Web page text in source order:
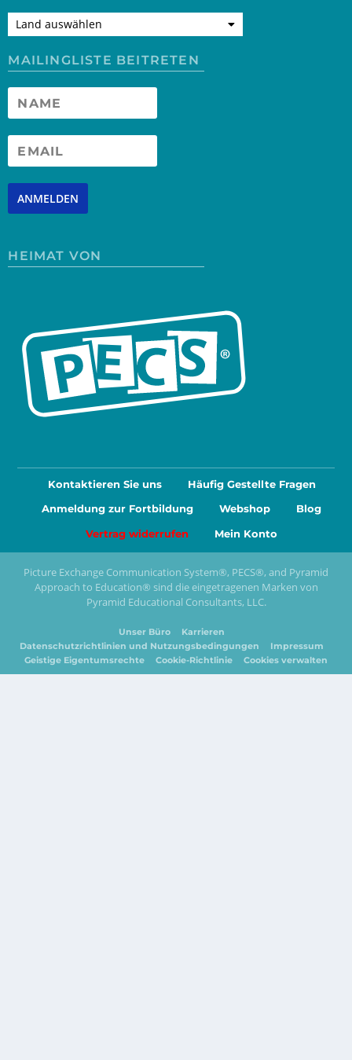
Land auswählen
MAILINGLISTE BEITRETEN
ANMELDEN
HEIMAT VON
Kontaktieren Sie uns
Häufig Gestellte Fragen
Anmeldung zur Fortbildung
Webshop
Blog
Vertrag widerrufen
Mein Konto
Picture Exchange Communication System®, PECS®, and Pyramid
Approach to Education® sind die eingetragenen Marken von
Pyramid Educational Consultants, LLC.
Unser Büro
Karrieren
Datenschutzrichtlinien und Nutzungsbedingungen
Impressum
Geistige Eigentumsrechte
Cookie-Richtlinie Cookies verwalten